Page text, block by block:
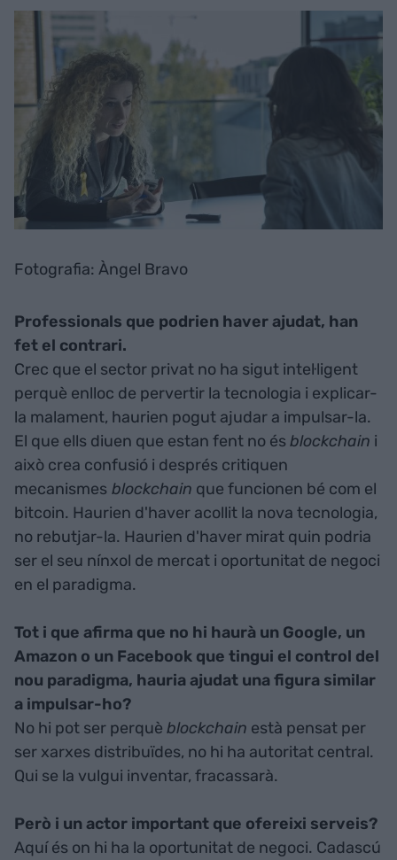
Fotografia: Àngel Bravo
Professionals que podrien haver ajudat, han
fet el contrari.
Crec que el sector privat no ha sigut intel·ligent
perquè enlloc de pervertir la tecnologia i explicar-
la malament, haurien pogut ajudar a impulsar-la.
El que ells diuen que estan fent no ésblockchain i
això crea confusió i després critiquen
mecanismes blockchain que funcionen bé com el
bitcoin. Haurien d'haver acollit la nova tecnologia,
no rebutjar-la. Haurien d'haver mirat quin podria
ser el seu nínxol de mercat i oportunitat de negoci
en el paradigma.
Tot i que afirma que no hi haurà un Google, un
Amazon o un Facebook que tingui el control del
nou paradigma, hauria ajudat una figura similar
a impulsar-ho?
No hi pot ser perquè blockchain està pensat per
ser xarxes distribuïdes, no hi ha autoritat central.
Qui se la vulgui inventar, fracassarà.
Però i un actor important que ofereixi serveis?
Aquí és on hi ha la oportunitat de negoci. Cadascú